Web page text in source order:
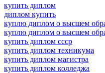
купить диплом
диплом купить
куплю диплом о высшем
куплю диплом о высшем
купить диплом ссср
купить диплом техникума
купить диплом магистра
купить диплом колледжа